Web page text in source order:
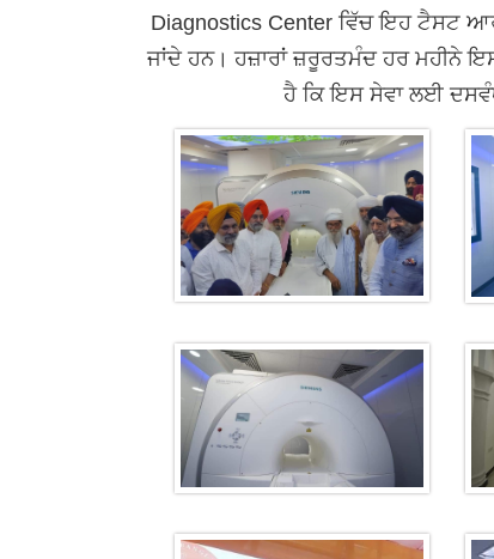
Diagnostics Center ਵਿੱਚ ਇਹ ਟੈਸਟ
ਜਾਂਦੇ ਹਨ। ਹਜ਼ਾਰਾਂ ਜ਼ਰੂਰਤਮੰਦ ਹਰ ਮਹੀਨੇ
ਹੈ ਕਿ ਇਸ ਸੇਵਾ ਲਈ